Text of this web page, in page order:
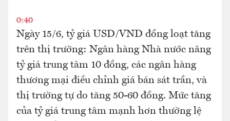
0:40
Ngày 15/6, tỷ giá USD/VND đồng loạt tăng
trên thị trường: Ngân hàng Nhà nước nâng
tỷ giá trung tâm 10 đồng, các ngân hàng
thương mại điều chỉnh giá bán sát trần, và
thị trường tự do tăng 50-60 đồng. Mức tăng
của tỷ giá trung tâm mạnh hơn thường lệ